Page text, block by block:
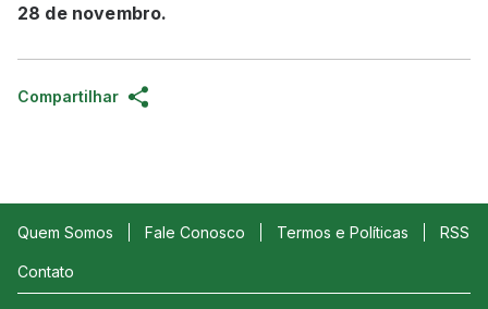
28 de novembro.
Compartilhar
Quem Somos Fale Conosco Termos e Políticas RSS
Contato